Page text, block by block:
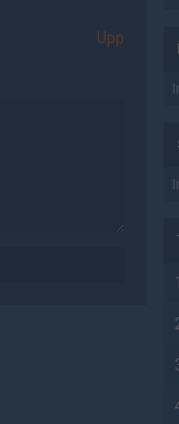
Upp
1